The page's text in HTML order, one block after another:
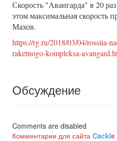
Скорость "Авангарда" в 20
этом максимальная скорость
Махов.
https://rg.ru/2018/03/04/rossiia-
raketnogo-kompleksa-
Обсуждение
Comments are disabled
Комментарии для сайта Cackle